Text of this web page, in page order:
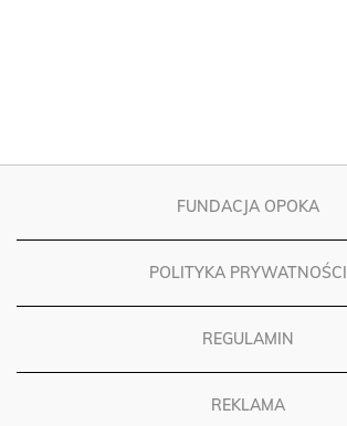
FUNDACJA OPOKA
POLITYKA PRYWATNOŚCI
REGULAMIN
REKLAMA